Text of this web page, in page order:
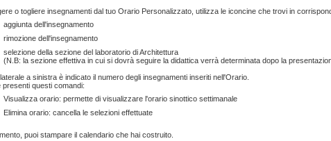
o togliere insegnamenti dal tuo Orario Personalizzato, utilizza le iconcine che trovi in
aggiunta dell'insegnamento
rimozione dell'insegnamento
selezione della sezione del laboratorio di Architettura
(N.B: la sezione effettiva in cui si dovrà seguire la didattica verrà determinata dopo la
a sinistra è indicato il numero degli insegnamenti inseriti nell'Orario.
presenti questi comandi:
Visualizza orario: permette di visualizzare l'orario sinottico settimanale
Elimina orario: cancella le selezioni effettuate
puoi stampare il calendario che hai costruito.